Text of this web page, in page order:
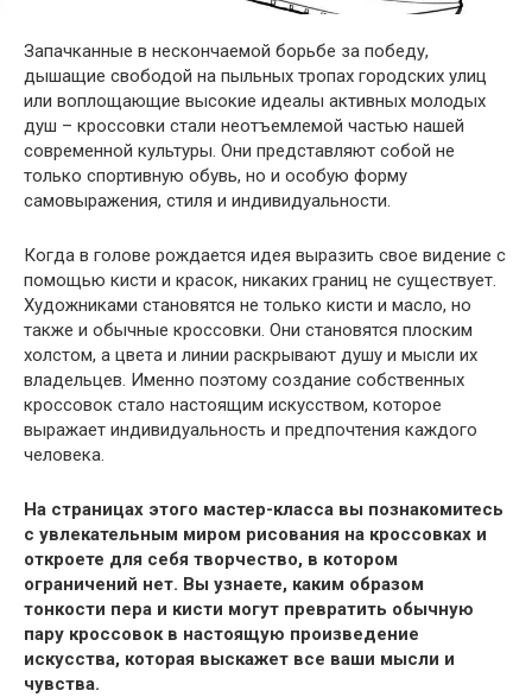
Запачканные в нескончаемой борьбе за победу,
дышащие свободой на пыльных тропах городских улиц
или воплощающие высокие идеалы активных молодых
душ – кроссовки стали неотъемлемой частью нашей
современной культуры. Они представляют собой не
только спортивную обувь, но и особую форму
самовыражения, стиля и индивидуальности.
Когда в голове рождается идея выразить свое видение с
помощью кисти и красок, никаких границ не существует.
Художниками становятся не только кисти и масло, но
также и обычные кроссовки. Они становятся плоским
холстом, а цвета и линии раскрывают душу и мысли их
владельцев. Именно поэтому создание собственных
кроссовок стало настоящим искусством, которое
выражает индивидуальность и предпочтения каждого
человека.
На страницах этого мастер-класса вы познакомитесь
с увлекательным миром рисования на кроссовках и
откроете для себя творчество, в котором
ограничений нет. Вы узнаете, каким образом
тонкости пера и кисти могут превратить обычную
пару кроссовок в настоящую произведение
искусства, которая выскажет все ваши мысли и
чувства.